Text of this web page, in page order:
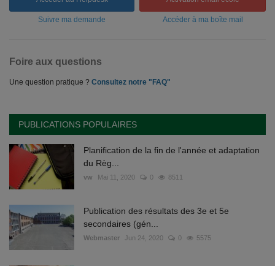
Suivre ma demande Accéder à ma boîte mail
Foire aux questions
Une question pratique ? Consultez notre "FAQ"
PUBLICATIONS POPULAIRES
Planification de la fin de l'année et adaptation
du Règ...
vw Mai 11, 2020 0 8511
Publication des résultats des 3e et 5e
secondaires (gén...
Webmaster Jun 24, 2020 0 5575